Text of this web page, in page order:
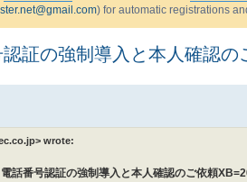
) for automatic registrations
認証の強制導入と本人確認
wrote:
話番号認証の強制導入と本人確認のご依頼